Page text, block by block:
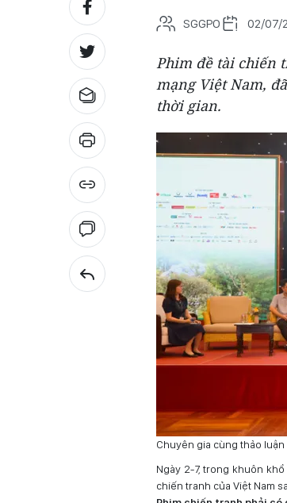
SGGPO 02/07/
Phim đề tài chiến
mạng Việt Nam,
thời gian.
Chuyên gia cùng thảo luận
Ngày 2-7, trong khuôn
chiến tranh của Việt Nam